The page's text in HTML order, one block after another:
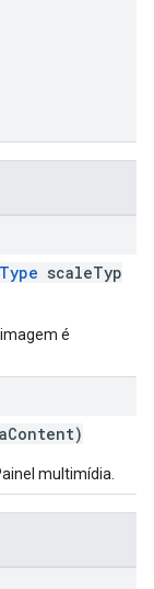
scaleTyp
é
multimídia.